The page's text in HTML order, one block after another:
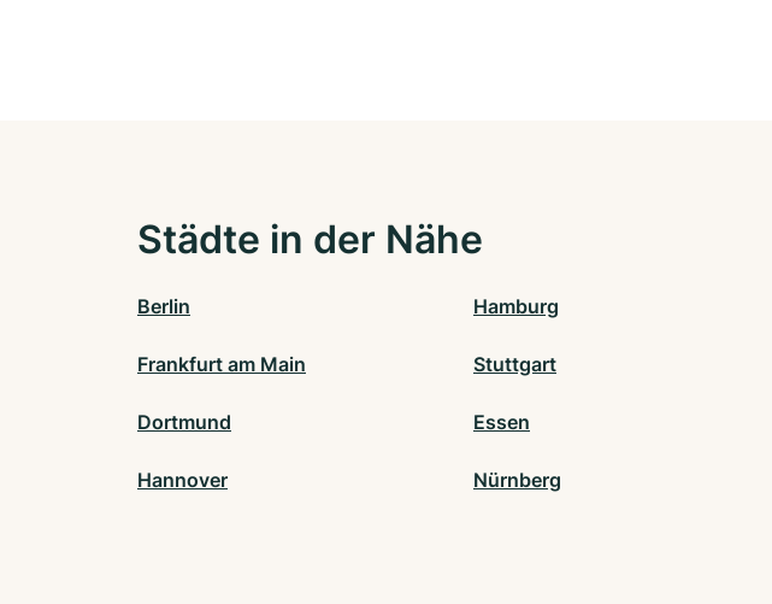
Städte in der Nähe
Berlin Hamburg
Frankfurt am Main Stuttgart
Dortmund Essen
Hannover Nürnberg